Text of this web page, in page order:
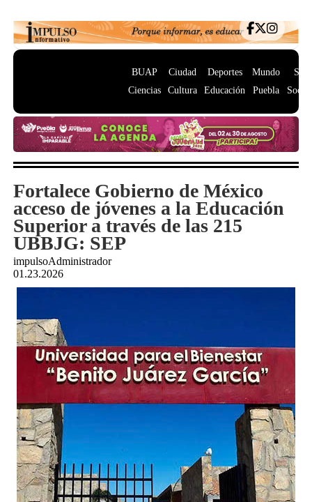
BUAP
Ciencias
Ciudad
Cultura
Deportes
Educación
Mundo
Puebla
Fortalece Gobierno de México
acceso de jóvenes a la Educación
Superior a través de las 215
UBBJG: SEP
impulsoAdministrador
01.23.2026